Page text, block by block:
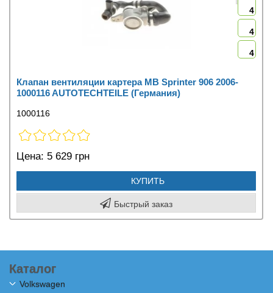
4
4
4
Клапан вентиляции картера MB Sprinter 906 2006-
1000116 AUTOTECHTEILE (Германия)
1000116
Цена: 5 629 грн
КУПИТЬ
Быстрый заказ
Каталог
Volkswagen